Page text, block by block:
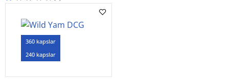
360 kapslar
240 kapslar